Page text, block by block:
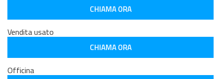
CHIAMA ORA
Vendita usato
CHIAMA ORA
Officina